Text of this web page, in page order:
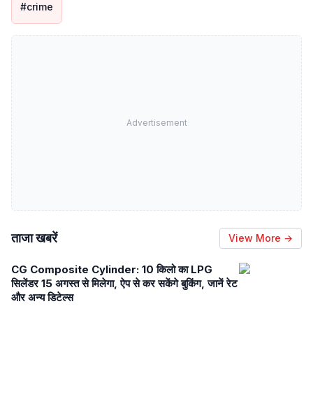
#crime
Advertisement
ताजा खबरें View More →
CG Composite Cylinder: 10 किलो का LPG
सिलेंडर 15 अगस्त से मिलेगा, ऐप से कर सकेंगे बुकिंग, जानें रेट
और अन्य डिटेल्स